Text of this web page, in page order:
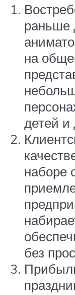
раньше
на
детей и
наборе
без